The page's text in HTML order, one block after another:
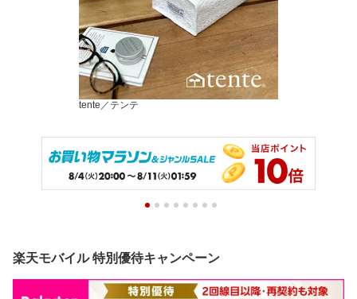
tente／テンテ
楽天モバイル 特別優待キャンペーン